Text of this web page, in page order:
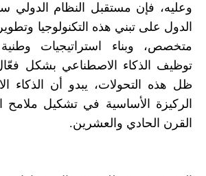
وعليه، فإن مستقبل النظام الدولي
الدول على تبني هذه التكنولوجيا
متخصص، وبناء استراتيجيات
توظيف الذكاء الاصطناعي بشكل
ظل هذه التحولات، يبدو أن الذكاء
الركيزة الأساسية في تشكيل ملامح
القرن الحادي والعشرين.